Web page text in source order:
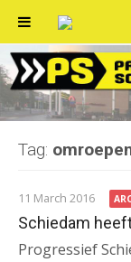
Skip
to
content
Tag:
11 March 2016
Schiedam
Progressief